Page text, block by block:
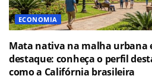
ECONOMIA
Mata nativa na malha urbana
destaque: conheça o perfil
como a Califórnia brasileira